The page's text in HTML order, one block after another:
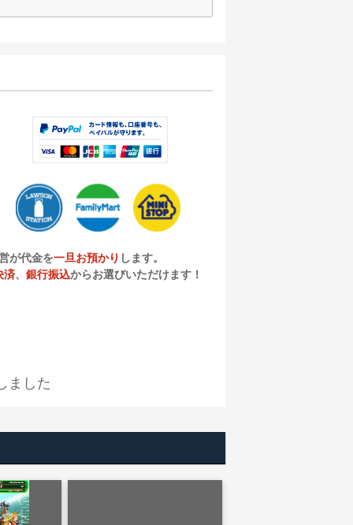
が代金を一旦お預かり します。
済、 銀行振込からお選びいただけます！
ました